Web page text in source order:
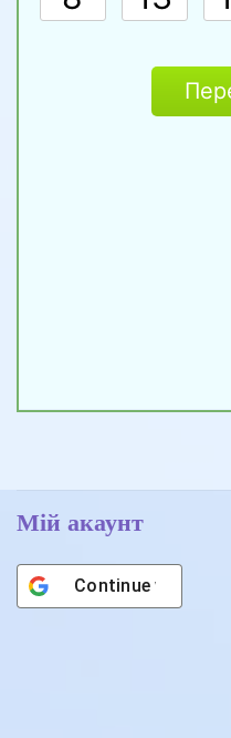
Мій акаунт
Continue with